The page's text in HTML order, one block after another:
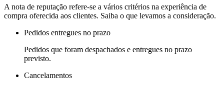
A nota de reputação refere-se a vários critérios na experiência de
compra oferecida aos clientes. Saiba o que levamos a consideração.
Pedidos entregues no prazo
Pedidos que foram despachados e entregues no prazo
previsto.
Cancelamentos